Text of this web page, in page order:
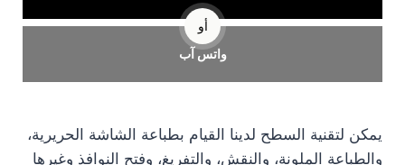
أو
واتس آب
يمكن لتقنية السطح لدينا القيام بطباعة الشاشة الحريرية،
والطباعة الملونة، والنقش، والتفريغ، وفتح النوافذ وغيرها